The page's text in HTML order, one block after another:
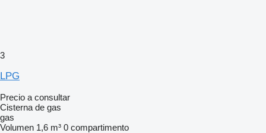
3
LPG
Precio a consultar
Cisterna de gas
gas
Volumen 1,6 m³ 0 compartimento